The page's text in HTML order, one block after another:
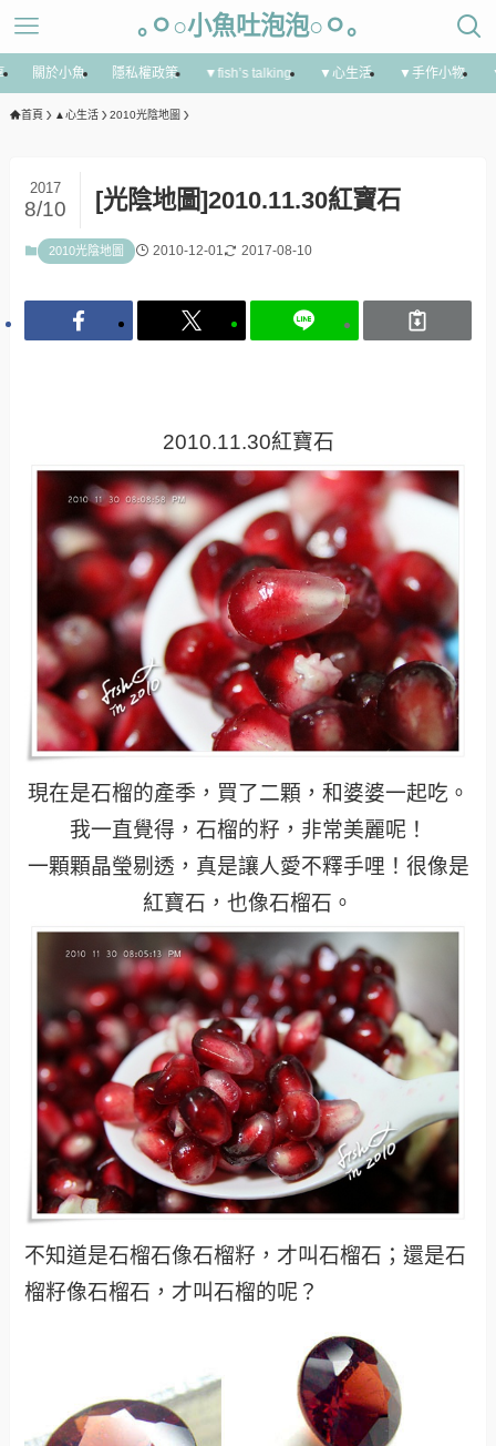
｡ㅇ○小魚吐泡泡○ㅇ｡
關於小魚 隱私權政策 ▼fish’s talking ▼心生活 ▼手作小物
首頁 ▲心生活 2010光陰地圖
[光陰地圖]2010.11.30紅寶石
2017
8/10
2010光陰地圖 2010-12-01 2017-08-10
2010.11.30紅寶石
現在是石榴的產季，買了二顆，和婆婆一起吃。
我一直覺得，石榴的籽，非常美麗呢！
一顆顆晶瑩剔透，真是讓人愛不釋手哩！很像是
紅寶石，也像石榴石。
不知道是石榴石像石榴籽，才叫石榴石；還是石
榴籽像石榴石，才叫石榴的呢？